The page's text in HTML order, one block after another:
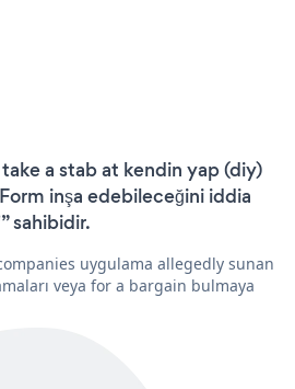
a stab at kendin yap (diy)
inşa edebileceğini iddia
sahibidir.
uygulama allegedly sunan
veya for a bargain bulmaya